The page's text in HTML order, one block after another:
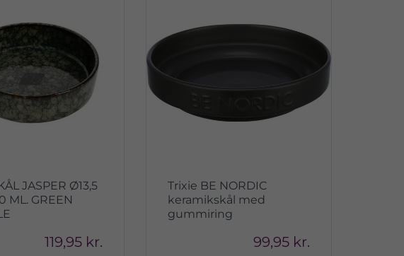
JASPER Ø13,5
ML. GREEN
119,95 kr.
Trixie BE NORDIC
keramikskål med
gummiring
99,95 kr.